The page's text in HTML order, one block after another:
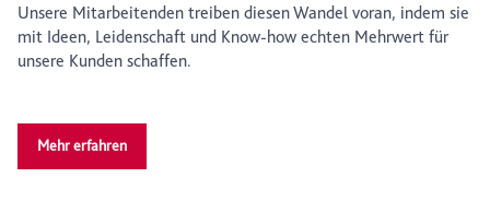
Unsere Mitarbeitenden treiben diesen Wandel voran, indem sie
mit Ideen, Leidenschaft und Know-how echten Mehrwert für
unsere Kunden schaffen.
Mehr erfahren